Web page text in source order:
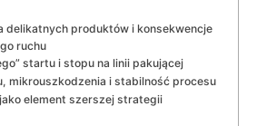
delikatnych produktów i konsekwencje
ruchu
startu i stopu na linii pakującej
mikrouszkodzenia i stabilność procesu
element szerszej strategii